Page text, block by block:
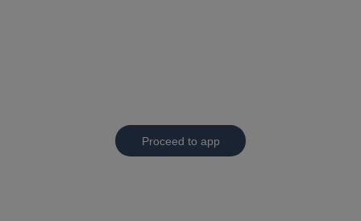
Proceed to app